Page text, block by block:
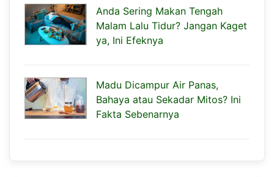
Anda Sering Makan Tengah
Malam Lalu Tidur? Jangan Kaget
ya, Ini Efeknya
Madu Dicampur Air Panas,
Bahaya atau Sekadar Mitos? Ini
Fakta Sebenarnya